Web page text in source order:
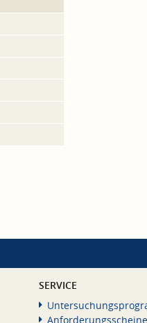
SERVICE
Anforderungsscheine